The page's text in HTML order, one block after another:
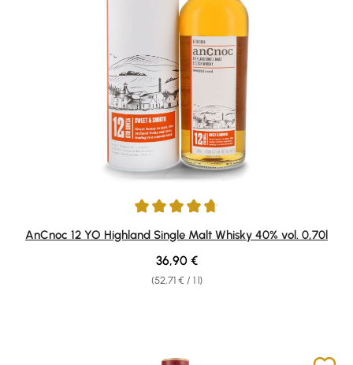
Average rating of 4.65 out of 5 stars
AnCnoc 12 YO Highland Single Malt Whisky 40% vol. 0,70l
(52,71 € / 1 l)
Regular price:
36,90 €